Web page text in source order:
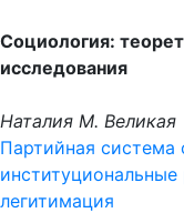
Социология:
исследования
Наталия М. Великая
Партийная система
легитимация